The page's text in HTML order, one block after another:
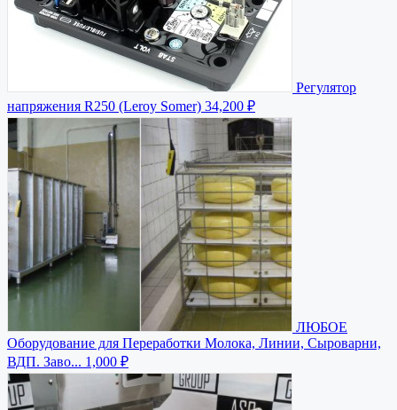
Регулятор
напряжения R250 (Leroy Somer) 34,200 ₽
ЛЮБОЕ
Оборудование для Переработки Молока, Линии, Сыроварни,
ВДП. Заво... 1,000 ₽